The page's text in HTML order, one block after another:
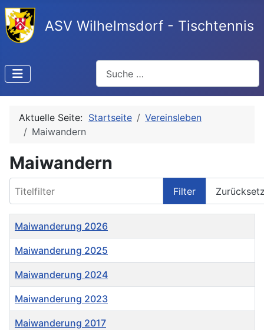
ASV Wilhelmsdorf - Tischtennis
Aktuelle Seite: Startseite
Vereinsleben
Maiwandern
Maiwandern
Filter
Titel
Maiwanderung 2026
Maiwanderung 2025
Maiwanderung 2024
Maiwanderung 2023
Maiwanderung 2017